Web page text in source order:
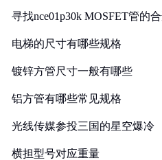
寻找nce01p30k MOSFET管的
电梯的尺寸有哪些规格
镀锌方管尺寸一般有哪些
铝方管有哪些常见规格
光线传媒参投三国的星空爆冷
横担型号对应重量